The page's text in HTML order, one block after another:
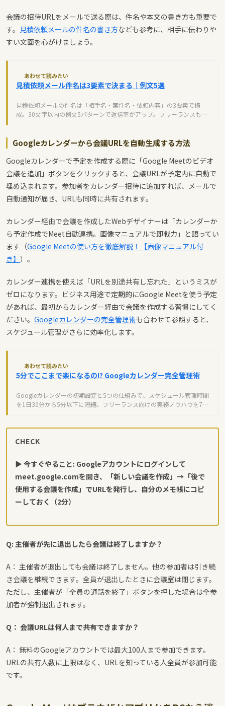
会議の招待URLをメールで送る際は、件名や本文の書き方も重要で
す。 見積依頼メールの件名の書き方なども参考に、相手に伝わりや
すい文面を心がけましょう。
あわせて読みたい
見積依頼メール件名は3要素で決まる｜例文5選
見積依頼メールの件名は「相手名・案件名・依頼内容」の3要素で構
成。30文字以内の例文5パターンで返信率がアップ。フリーランスも企
Googleカレンダーから会議URLを自動生成する方法
Googleカレンダーで予定を作成する際に「Google Meetのビデオ
会議を追加」ボタンをクリックすると、会議URLが予定内に自動で
埋め込まれます。参加者をカレンダー招待に追加すれば、メールで
自動通知が届き、URLも同時に共有されます。
カレンダー経由で会議を作成したWebデザイナーは「カレンダーか
ら予定作成でMeet自動連携。画像マニュアルで即戦力」と語ってい
ます（Google Meetの使い方を徹底解説！【画像マニュアル付
き】 ）。
カレンダー連携を使えば「URLを別途共有し忘れた」というミスが
ゼロになります。ビジネス用途で定期的にGoogle Meetを使う予定
があれば、最初からカレンダー経由で会議を作成する習慣にしてく
ださい。 Googleカレンダーの完全管理術も合わせて参照すると、
スケジュール管理がさらに効率化します。
あわせて読みたい
5分でここまで楽になるの!? Googleカレンダー完全管理術
Googleカレンダーの初期設定と5つの仕組みで、スケジュール管理時間
を1日30分から5分以下に短縮。フリーランス向けの実務ノウハウを7ス
CHECK
▶ 今すぐやること: Googleアカウントにログインして
meet.google.comを開き、「新しい会議を作成」→「後で
使用する会議を作成」でURLを発行し、自分のメモ帳にコピ
ーしておく（2分）
Q: 主催者が先に退出したら会議は終了しますか？
A： 主催者が退出しても会議は終了しません。他の参加者は引き続
き会議を継続できます。全員が退出したときに会議室は閉じます。
ただし、主催者が「全員の通話を終了」ボタンを押した場合は全参
加者が強制退出されます。
Q： 会議URLは何人まで共有できますか？
A： 無料のGoogleアカウントでは最大100人まで参加できます。
URLの共有人数に上限はなく、URLを知っている人全員が参加可能
です。